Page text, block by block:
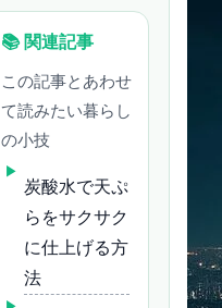
📚 関連記事
この記事とあわせ
て読みたい暮らし
の小技
炭酸水で天ぷ
らをサクサク
に仕上げる方
法